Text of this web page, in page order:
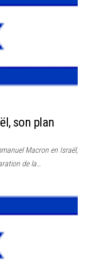
son plan
Macron en Israël,
de la…